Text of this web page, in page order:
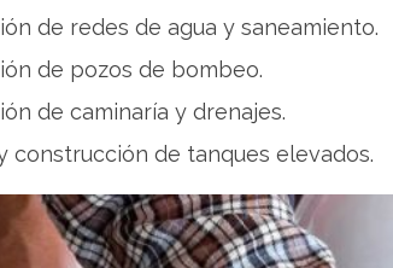
de redes de agua y saneamiento.
de pozos de bombeo.
de caminaría y drenajes.
construcción de tanques elevados.